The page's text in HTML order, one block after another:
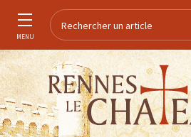
MENU